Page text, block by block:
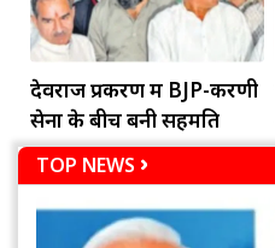
देवराज प्रकरण में BJP-करणी
सेना के बीच बनी सहमति
TOP NEWS